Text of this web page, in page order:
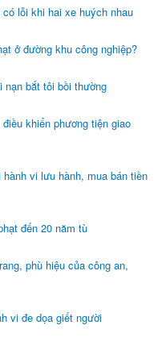
lỗi khi hai xe huých nhau
ở đường khu công nghiệp?
nạn bắt tôi bồi thường
khiển phương tiện giao
vi lưu hành, mua bán tiền
đến 20 năm tù
phù hiệu của công an,
vi đe dọa giết người